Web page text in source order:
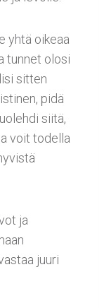
yhtä oikeaa
tunnet olosi
sitten
pidä
siitä,
voit todella
ja
juuri